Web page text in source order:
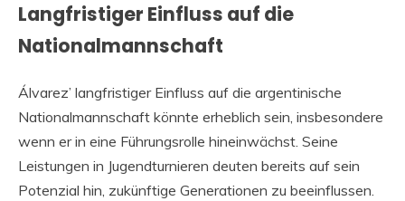
Langfristiger Einfluss auf die
Nationalmannschaft
Álvarez’ langfristiger Einfluss auf die argentinische
Nationalmannschaft könnte erheblich sein, insbesondere
wenn er in eine Führungsrolle hineinwächst. Seine
Leistungen in Jugendturnieren deuten bereits auf sein
Potenzial hin, zukünftige Generationen zu beeinflussen.